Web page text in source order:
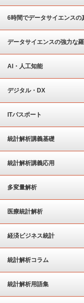
6時間でデータサイエンス
ート
データサイエンスの強力な
AI・人工知能
デジタル・DX
ITパスポート
統計解析講義基礎
統計解析講義応用
多変量解析
医療統計解析
経済ビジネス統計
統計解析コラム
統計解析用語集